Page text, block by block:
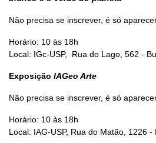
Não precisa se inscrever, é só
Horário: 10 às 18h
Local: IGc-USP, Rua do Lago, 562 -
Exposição IAGeo Arte
Não precisa se inscrever, é só
Horário: 10 às 18h
Local: IAG-USP, Rua do Matão, 1226 -